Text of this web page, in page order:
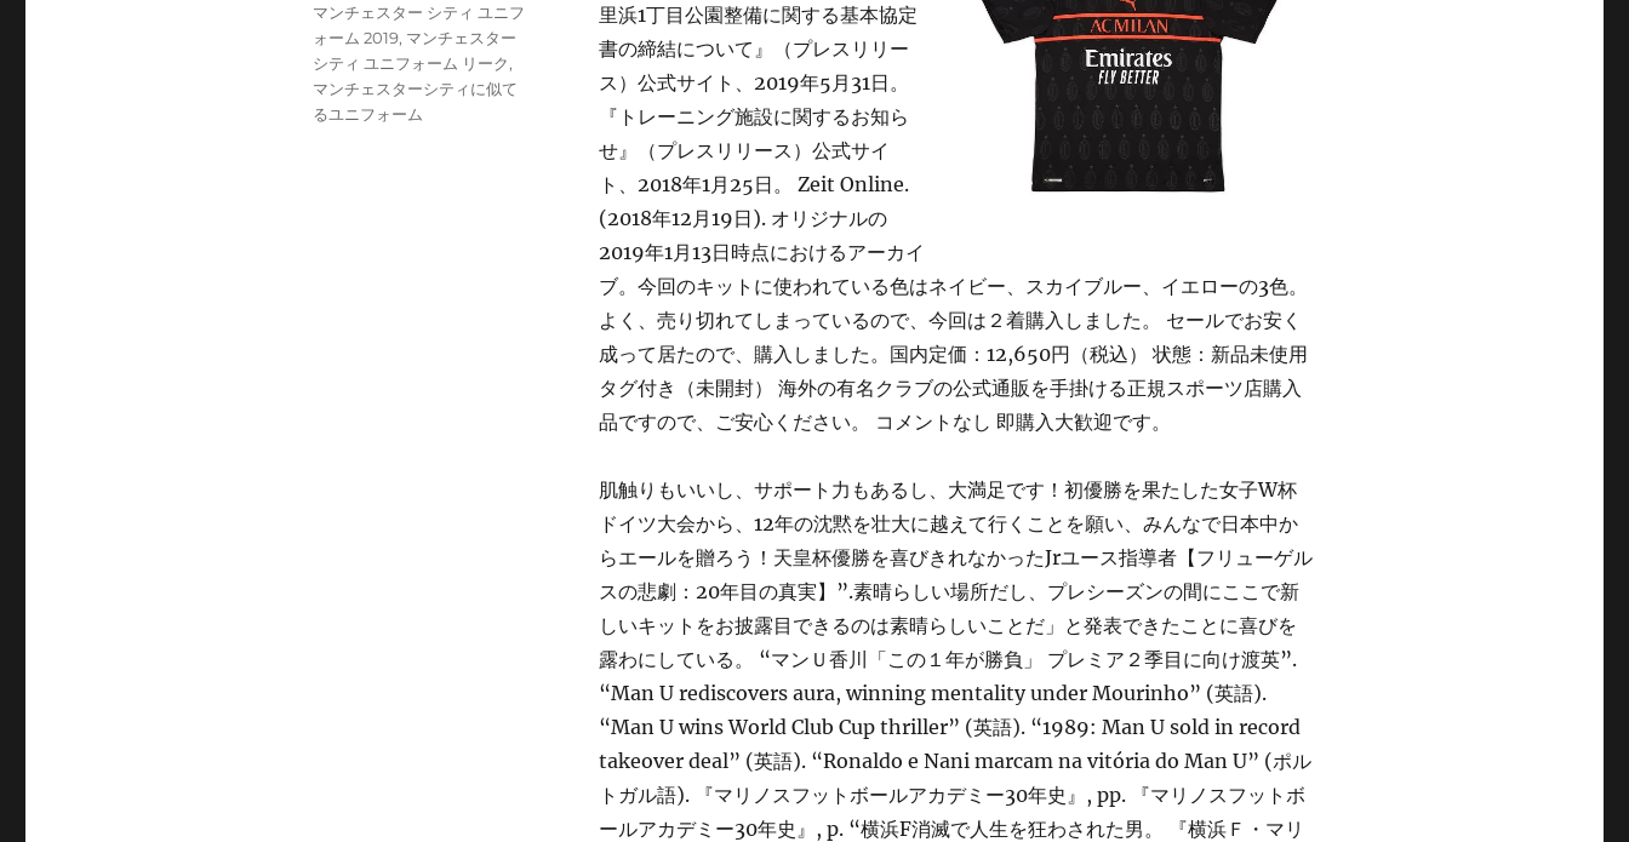
里浜1丁目公園整備に関する基本協定
書の締結について』（プレスリリー
ス）公式サイト、2019年5月31日。
『トレーニング施設に関するお知ら
せ』（プレスリリース）公式サイ
ト、2018年1月25日。 Zeit Online.
(2018年12月19日). オリジナルの
2019年1月13日時点におけるアーカイ
ブ。今回のキットに使われている色はネイビー、スカイブルー、イエローの3色。
よく、売り切れてしまっているので、今回は２着購入しました。 セールでお安く
成って居たので、購入しました。国内定価：12,650円（税込） 状態：新品未使用
タグ付き（未開封） 海外の有名クラブの公式通販を手掛ける正規スポーツ店購入
品ですので、ご安心ください。 コメントなし 即購入大歓迎です。
肌触りもいいし、サポート力もあるし、大満足です！初優勝を果たした女子W杯
ドイツ大会から、12年の沈黙を壮大に越えて行くことを願い、みんなで日本中か
らエールを贈ろう！天皇杯優勝を喜びきれなかったJrユース指導者【フリューゲル
スの悲劇：20年目の真実】”.素晴らしい場所だし、プレシーズンの間にここで新
しいキットをお披露目できるのは素晴らしいことだ」と発表できたことに喜びを
露わにしている。 “マンＵ香川「この１年が勝負」 プレミア２季目に向け渡英”.
“Man U rediscovers aura, winning mentality under Mourinho” (英語).
“Man U wins World Club Cup thriller” (英語). “1989: Man U sold in record
takeover deal” (英語). “Ronaldo e Nani marcam na vitória do Man U” (ポル
トガル語). 『マリノスフットボールアカデミー30年史』, pp. 『マリノスフットボ
ールアカデミー30年史』, p. “横浜F消滅で人生を狂わされた男。 『横浜Ｆ・マリ
タ
グ
マンチェスター シティ ユニフ
ォーム 2019, マンチェスター
シティ ユニフォーム リーク,
マンチェスターシティに似て
るユニフォーム